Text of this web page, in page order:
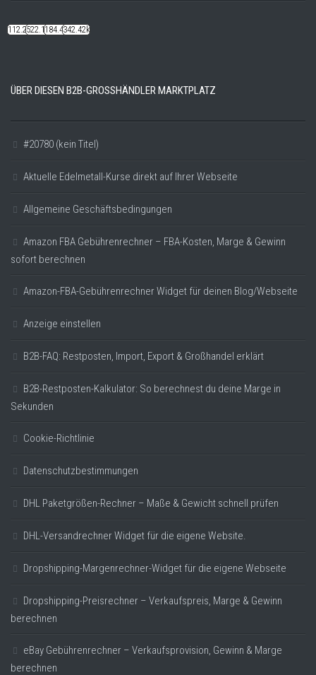
112.22k522.14k184.48k342.42k
ÜBER DIESEN B2B-GROSSHÄNDLER MARKTPLATZ
#20780 (kein Titel)
Aktuelle Edelmetall-Kurse direkt auf Ihrer Webseite
Allgemeine Geschäftsbedingungen
Amazon FBA Gebührenrechner – FBA-Kosten, Marge & Gewinn
sofort berechnen
Amazon-FBA-Gebührenrechner Widget für deinen Blog/Webseite
Anzeige einstellen
B2B-FAQ: Restposten, Import, Export & Großhandel erklärt
B2B-Restposten-Kalkulator: So berechnest du deine Marge in
Sekunden
Cookie-Richtlinie
Datenschutzbestimmungen
DHL Paketgrößen-Rechner – Maße & Gewicht schnell prüfen
DHL-Versandrechner Widget für die eigene Website.
Dropshipping-Margenrechner-Widget für die eigene Webseite
Dropshipping-Preisrechner – Verkaufspreis, Marge & Gewinn
berechnen
eBay Gebührenrechner – Verkaufsprovision, Gewinn & Marge
berechnen